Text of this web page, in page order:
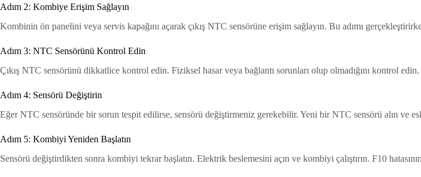
Adım 2: Kombiye Erişim Sağlayın
Kombinin ön panelini veya servis kapağını açarak çıkış NTC sensörüne erişim sağlayın. Bu adımı
Adım 3: NTC Sensörünü Kontrol Edin
Çıkış NTC sensörünü dikkatlice kontrol edin. Fiziksel hasar veya bağlantı sorunları olup olmadığını kontrol edin.
Adım 4: Sensörü Değiştirin
Eğer NTC sensöründe bir sorun tespit edilirse, sensörü değiştirmeniz gerekebilir. Yeni bir NTC sensörü alın ve
Adım 5: Kombiyi Yeniden Başlatın
Sensörü değiştirdikten sonra kombiyi tekrar başlatın. Elektrik beslemesini açın ve kombiyi çalıştırın. F10